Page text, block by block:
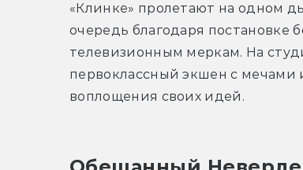
«Клинке» пролетают на одном
очередь благодаря
телевизионным меркам. На
первоклассный экшен с мечами
воплощения своих идей.